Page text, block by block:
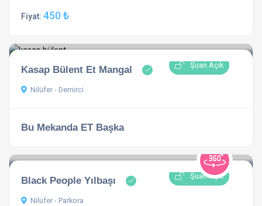
Fiyat: 450 ₺
Şuan Açık
Kasap Bülent Et Mangal
Nilüfer - Demirci
Bu Mekanda ET Başka
Şuan Açık
Black People Yılbaşı
Nilüfer - Parkora